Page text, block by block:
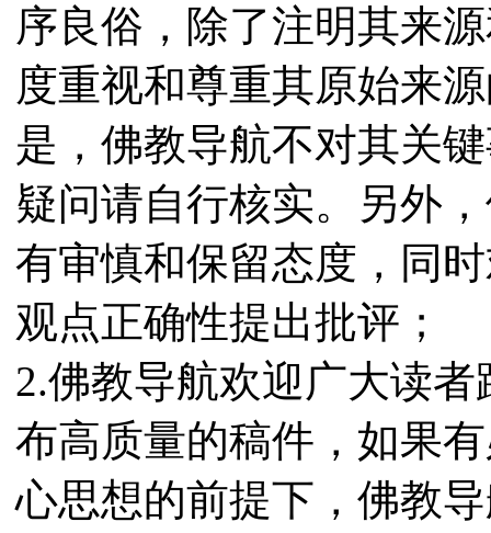
序良俗，除了注明其来
度重视和尊重其原始来
是，佛教导航不对其关
疑问请自行核实。另外
有审慎和保留态度，同
观点正确性提出批评；
2.佛教导航欢迎广大读
布高质量的稿件，如果
心思想的前提下，佛教